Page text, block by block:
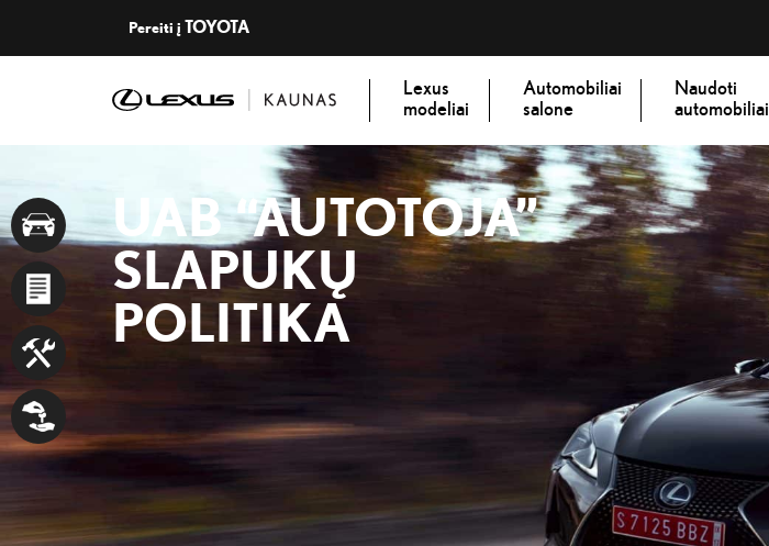
Pereiti į TOYOTA
Lexus
modeliai
Automobiliai
salone
Naudoti
automobiliai
UAB “AUTOTOJA”
SLAPUKŲ
POLITIKA